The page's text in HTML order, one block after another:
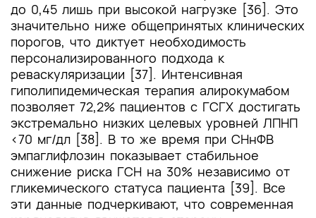
до 0,45 лишь при высокой нагрузке [36]. Это
значительно ниже общепринятых клинических
порогов, что диктует необходимость
персонализированного подхода к
реваскуляризации [37]. Интенсивная
гиполипидемическая терапия алирокумабом
позволяет 72,2% пациентов с ГСГХ достигать
экстремально низких целевых уровней ЛПНП
<70 мг/дл [38]. В то же время при СНнФВ
эмпаглифлозин показывает стабильное
снижение риска ГСН на 30% независимо от
гликемического статуса пациента [39]. Все
эти данные подчеркивают, что современная